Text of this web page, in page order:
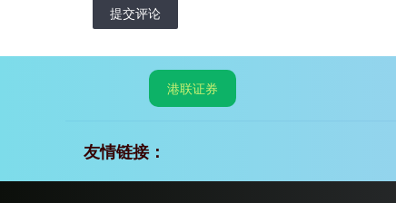
提交评论
港联证券
友情链接：